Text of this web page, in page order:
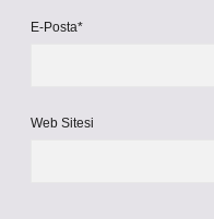
E-Posta*
Web Sitesi